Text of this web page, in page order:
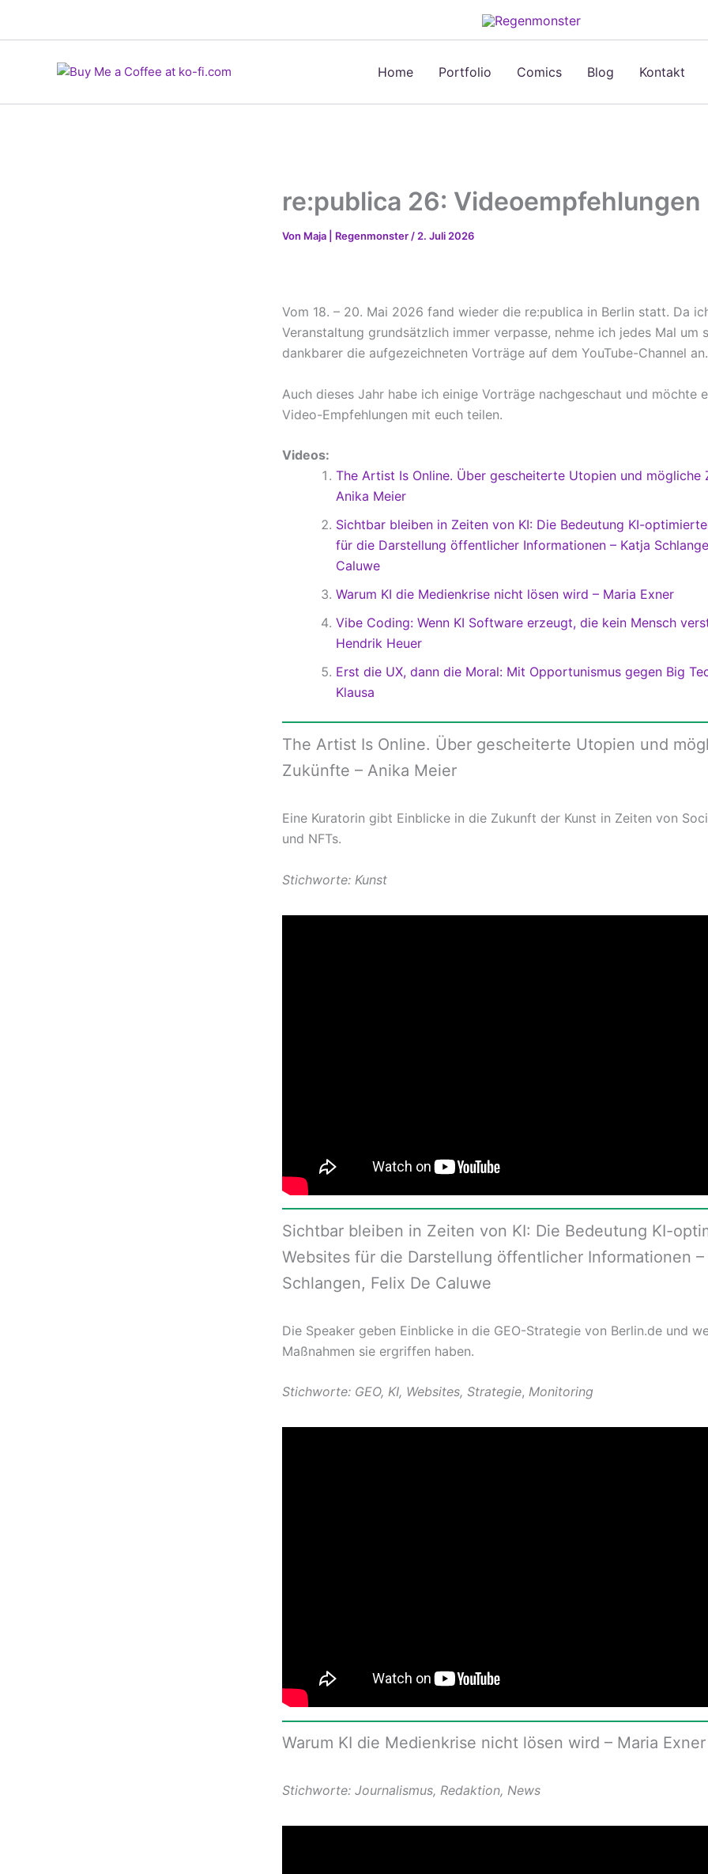
Home
Portfolio Comics Blog Kontakt
re:publica 26: Videoempfehlungen
Von Maja | Regenmonster / 2. Juli 2026
Vom 18. – 20. Mai 2026 fand wieder die re:publica in Berlin statt. Da
Veranstaltung grundsätzlich immer verpasse, nehme ich jedes Mal um
dankbarer die aufgezeichneten Vorträge auf dem YouTube-Channel an.
Auch dieses Jahr habe ich einige Vorträge nachgeschaut und möchte
Video-Empfehlungen mit euch teilen.
Videos:
The Artist Is Online. Über gescheiterte Utopien und mögliche
Anika Meier
Sichtbar bleiben in Zeiten von KI: Die Bedeutung KI-
für die Darstellung öffentlicher Informationen – Katja
Caluwe
Warum KI die Medienkrise nicht lösen wird – Maria Exner
Vibe Coding: Wenn KI Software erzeugt, die kein Mensch
Hendrik Heuer
Erst die UX, dann die Moral: Mit Opportunismus gegen Big
Klausa
The Artist Is Online. Über gescheiterte Utopien und
Zukünfte – Anika Meier
Eine Kuratorin gibt Einblicke in die Zukunft der Kunst in Zeiten von
und NFTs.
Stichworte: Kunst
Sichtbar bleiben in Zeiten von KI: Die Bedeutung KI-
Websites für die Darstellung öffentlicher Informationen –
Schlangen, Felix De Caluwe
Die Speaker geben Einblicke in die GEO-Strategie von Berlin.de und
Maßnahmen sie ergriffen haben.
Stichworte: GEO, KI, Websites, Strategie, Monitoring
Warum KI die Medienkrise nicht lösen wird – Maria Exner
Stichworte: Journalismus, Redaktion, News